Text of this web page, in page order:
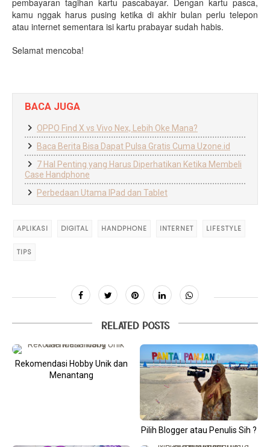
kamu nggak harus pusing ketika di akhir bulan perlu telepon
atau internet sementara isi kartu prabayar sudah habis.
Selamat mencoba!
BACA JUGA
OPPO Find X vs Vivo Nex, Lebih Oke Mana?
Baca Berita Bisa Dapat Pulsa Gratis Cuma Uzone.id
7 Hal Penting yang Harus Diperhatikan Ketika Membeli
Case Handphone
Perbedaan Utama IPad dan Tablet
APLIKASI DIGITAL HANDPHONE INTERNET LIFESTYLE
TIPS
RELATED POSTS
Rekomendasi Hobby Unik dan
Menantang
Pilih Blogger atau Penulis Sih ?